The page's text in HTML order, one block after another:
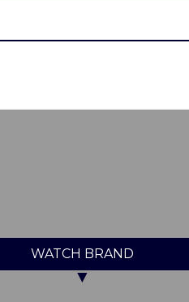
WATCH BRAND
▼